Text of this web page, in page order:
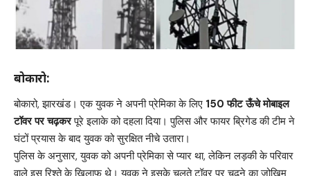
बोकारो:
बोकारो, झारखंड। एक युवक ने अपनी प्रेमिका के लिए 150 फीट ऊँचे मोबाइल
टॉवर पर चढ़करपूरे इलाके को दहला दिया। पुलिस और फायर ब्रिगेड की टीम ने
घंटों प्रयास के बाद युवक को सुरक्षित नीचे उतारा।
पुलिस के अनुसार, युवक को अपनी प्रेमिका से प्यार था, लेकिन लड़की के परिवार
वाले इस रिश्ते के खिलाफ थे। युवक ने इसके चलते टॉवर पर चढ़ने का जोखिम